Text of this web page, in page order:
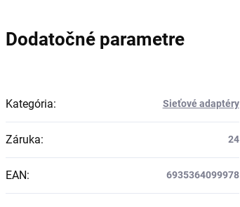
Dodatočné parametre
Kategória: Sieťové adaptéry
Záruka: 24
EAN: 6935364099978